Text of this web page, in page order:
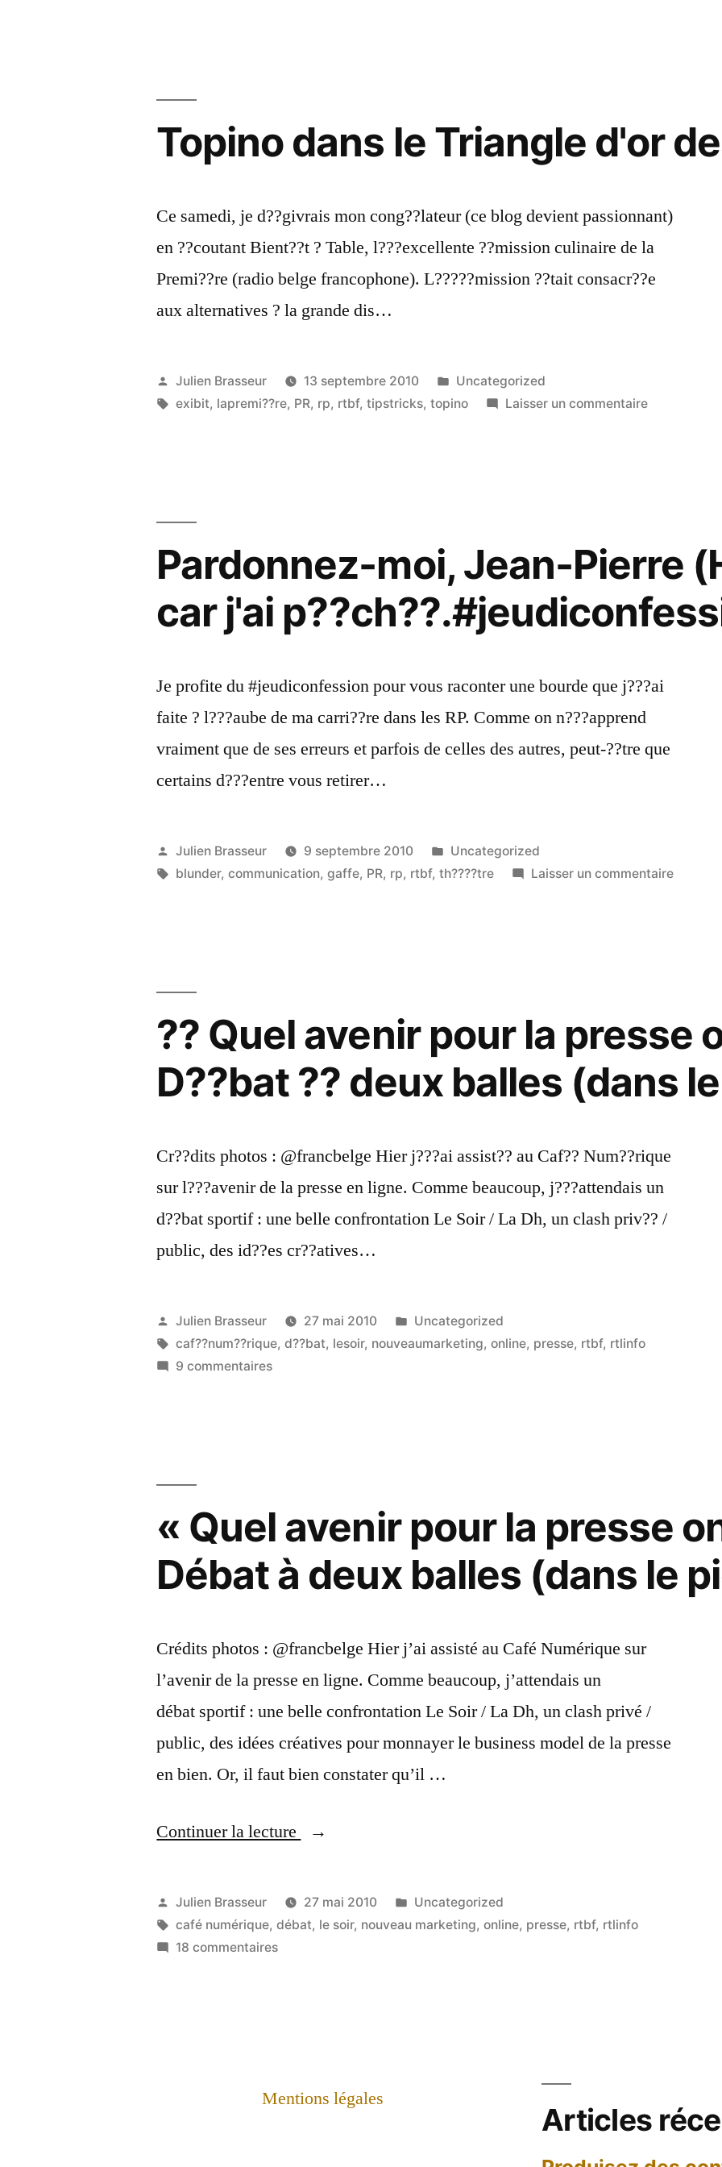
leadership,
quel
PR
?
Topino dans le Triangle d'or
Ce samedi, je d??givrais mon cong??lateur (ce blog devient passionnant)
en ??coutant Bient??t ? Table, l???excellente ??mission culinaire de la
Premi??re (radio belge francophone). L?????mission ??tait consacr??e
aux alternatives ? la grande dis…
Publié
par
Julien Brasseur 13 septembre 2010
Publié
dans
Uncategorized
Étiquettes :
exibit, lapremi??re, PR, rp, rtbf,tipstricks,topino Laisser un commentairesur
RP
Pardonnez-moi, Jean-Pierre
car j'ai
Je profite du #jeudiconfession pour vous raconter une bourde que j???ai
faite ? l???aube de ma carri??re dans les RP. Comme on n???apprend
vraiment que de ses erreurs et parfois de celles des autres, peut-??tre que
certains d???entre vous retirer…
Publié
par
Julien Brasseur 9 septembre 2010
Publié
dans
Uncategorized
Étiquettes :
blunder,communication,gaffe, PR, rp, rtbf,th????tre Laisser un commentairesur
j'ai
p??
?? Quel avenir pour la presse
D??bat ?? deux balles (dans
Cr??dits photos : @francbelge Hier j???ai assist?? au Caf?? Num??rique
sur l???avenir de la presse en ligne. Comme beaucoup, j???attendais un
d??bat sportif : une belle confrontation Le Soir / La Dh, un clash priv?? /
public, des id??es cr??atives…
Publié
par
Julien Brasseur 27 mai 2010
Publié
dans
Uncategorized
Étiquettes :
caf??num??rique,d??bat, lesoir, nouveaumarketing,online, presse, rtbf, rtlinfo
9 commentairessur
online
??
D??
deux
balles
(dans
pied)
« Quel avenir pour la presse
Débat à deux balles (dans le
Crédits photos : @francbelge Hier j’ai assisté au Café Numérique sur
l’avenir de la presse en ligne. Comme beaucoup, j’attendais un
débat sportif : une belle confrontation Le Soir / La Dh, un clash privé /
public, des idées créatives pour monnayer le business model de la presse
en bien. Or, il faut bien constater qu’il …
Continuer la lecture
« «
avenir
pour
Publié
par
Julien Brasseur 27 mai 2010
Publié
dans
Uncategorized
Étiquettes :
café numérique,débat, le soir, nouveau marketing,online, presse, rtbf, rtlinfo
18 commentairessur
online
Mentions légales
Articles